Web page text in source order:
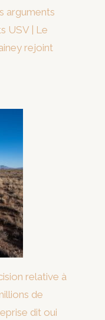
arguments
USV | Le
rejoint
relative à
de
dit oui